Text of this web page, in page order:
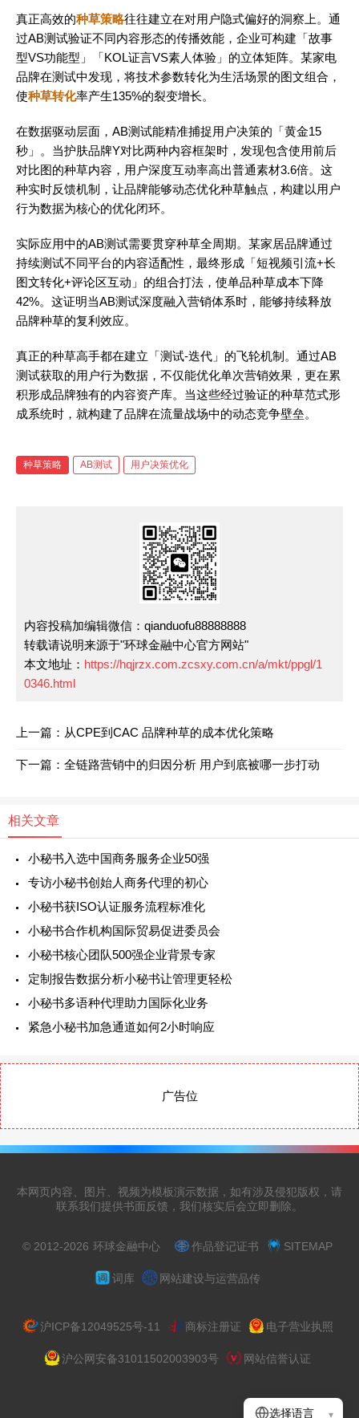
真正高效的种草策略往往建立在对用户隐式偏好的洞察上。通
过AB测试验证不同内容形态的传播效能，企业可构建「故事
型VS功能型」「KOL证言VS素人体验」的立体矩阵。某家电
品牌在测试中发现，将技术参数转化为生活场景的图文组合，
使种草转化率产生135%的裂变增长。
在数据驱动层面，AB测试能精准捕捉用户决策的「黄金15
秒」。当护肤品牌Y对比两种内容框架时，发现包含使用前后
对比图的种草内容，用户深度互动率高出普通素材3.6倍。这
种实时反馈机制，让品牌能够动态优化种草触点，构建以用户
行为数据为核心的优化闭环。
实际应用中的AB测试需要贯穿种草全周期。某家居品牌通过
持续测试不同平台的内容适配性，最终形成「短视频引流+长
图文转化+评论区互动」的组合打法，使单品种草成本下降
42%。这证明当AB测试深度融入营销体系时，能够持续释放
品牌种草的复利效应。
真正的种草高手都在建立「测试-迭代」的飞轮机制。通过AB
测试获取的用户行为数据，不仅能优化单次营销效果，更在累
积形成品牌独有的内容资产库。当这些经过验证的种草范式形
成系统时，就构建了品牌在流量战场中的动态竞争壁垒。
种草策略 AB测试 用户决策优化
内容投稿加编辑微信：qianduofu88888888
转载请说明来源于"环球金融中心官方网站"
本文地址： https://hqjrzx.com.zcsxy.com.cn/a/mkt/ppgl/1
0346.html
上一篇：从CPE到CAC 品牌种草的成本优化策略
下一篇：全链路营销中的归因分析 用户到底被哪一步打动
相关文章
小秘书入选中国商务服务企业50强
专访小秘书创始人商务代理的初心
小秘书获ISO认证服务流程标准化
小秘书合作机构国际贸易促进委员会
小秘书核心团队500强企业背景专家
定制报告数据分析小秘书让管理更轻松
小秘书多语种代理助力国际化业务
紧急小秘书加急通道如何2小时响应
广告位
本网页内容、图片、视频为模板演示数据，如有涉及侵犯版权，请
联系我们提供书面反馈，我们核实后会立即删除。
© 2012-2026 环球金融中心 作品登记证书 SITEMAP
词库 网站建设与运营品传
沪ICP备12049525号-11 商标注册证 电子营业执照
沪公网安备31011502003903号 网站信誉认证
选择语言 ▾